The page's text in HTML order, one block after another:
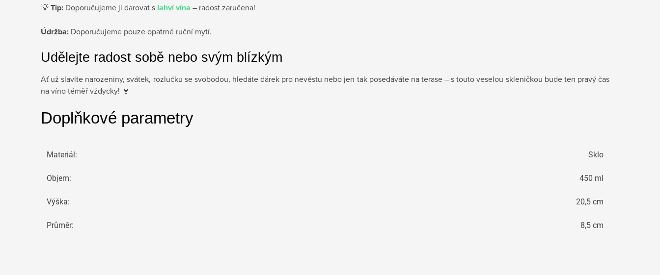
💡Tip: Doporučujeme ji darovat s lahví vína – radost zaručena!
Údržba: Doporučujeme pouze opatrné ruční mytí.
Udělejte radost sobě nebo svým blízkým
Ať už slavíte narozeniny, svátek, rozlučku se svobodou, hledáte dárek pro nevěstu nebo jen tak posedáváte na terase – s touto veselou skleničkou bude ten pravý čas
na víno téměř vždycky! 🍷
Doplňkové parametry
Materiál: Sklo
Objem: 450 ml
Výška: 20,5 cm
Průměr: 8,5 cm